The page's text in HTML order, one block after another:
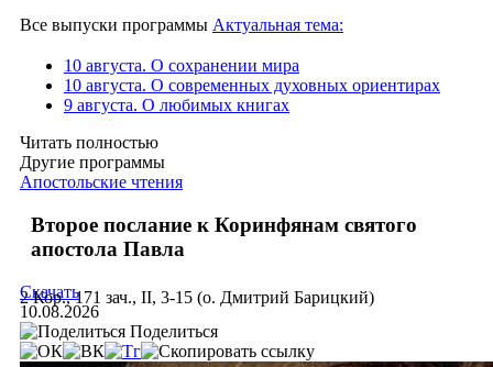
Все выпуски программы Актуальная тема:
10 августа. О сохранении мира
10 августа. О современных духовных ориентирах
9 августа. О любимых книгах
Читать полностью
Другие программы
Апостольские чтения
Второе послание к Коринфянам святого
апостола Павла
2 Кор., 171 зач., II, 3-15 (о. Дмитрий Барицкий)
Скачать
10.08.2026
Поделиться